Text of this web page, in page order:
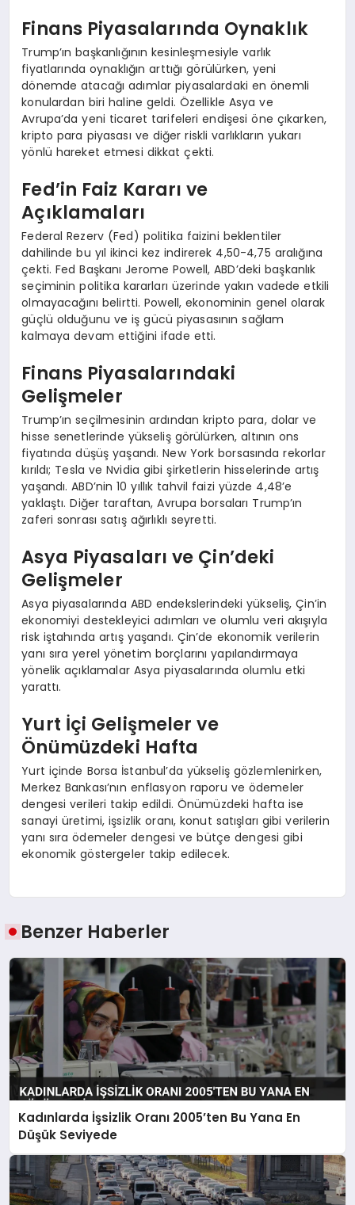
Finans Piyasalarında Oynaklık
Trump’ın başkanlığının kesinleşmesiyle varlık
fiyatlarında oynaklığın arttığı görülürken, yeni
dönemde atacağı adımlar piyasalardaki en önemli
konulardan biri haline geldi. Özellikle Asya ve
Avrupa’da yeni ticaret tarifeleri endişesi öne çıkarken,
kripto para piyasası ve diğer riskli varlıkların yukarı
yönlü hareket etmesi dikkat çekti.
Fed’in Faiz Kararı ve
Açıklamaları
Federal Rezerv (Fed) politika faizini beklentiler
dahilinde bu yıl ikinci kez indirerek 4,50-4,75 aralığına
çekti. Fed Başkanı Jerome Powell, ABD’deki başkanlık
seçiminin politika kararları üzerinde yakın vadede etkili
olmayacağını belirtti. Powell, ekonominin genel olarak
güçlü olduğunu ve iş gücü piyasasının sağlam
kalmaya devam ettiğini ifade etti.
Finans Piyasalarındaki
Gelişmeler
Trump’ın seçilmesinin ardından kripto para, dolar ve
hisse senetlerinde yükseliş görülürken, altının ons
fiyatında düşüş yaşandı. New York borsasında rekorlar
kırıldı; Tesla ve Nvidia gibi şirketlerin hisselerinde artış
yaşandı. ABD’nin 10 yıllık tahvil faizi yüzde 4,48’e
yaklaştı. Diğer taraftan, Avrupa borsaları Trump’ın
zaferi sonrası satış ağırlıklı seyretti.
Asya Piyasaları ve Çin’deki
Gelişmeler
Asya piyasalarında ABD endekslerindeki yükseliş, Çin’in
ekonomiyi destekleyici adımları ve olumlu veri akışıyla
risk iştahında artış yaşandı. Çin’de ekonomik verilerin
yanı sıra yerel yönetim borçlarını yapılandırmaya
yönelik açıklamalar Asya piyasalarında olumlu etki
yarattı.
Yurt İçi Gelişmeler ve
Önümüzdeki Hafta
Yurt içinde Borsa İstanbul’da yükseliş gözlemlenirken,
Merkez Bankası’nın enflasyon raporu ve ödemeler
dengesi verileri takip edildi. Önümüzdeki hafta ise
sanayi üretimi, işsizlik oranı, konut satışları gibi verilerin
yanı sıra ödemeler dengesi ve bütçe dengesi gibi
ekonomik göstergeler takip edilecek.
Benzer Haberler
Kadınlarda İşsizlik Oranı 2005’ten Bu Yana En
Düşük Seviyede